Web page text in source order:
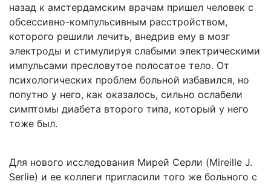
назад к амстердамским врачам пришел человек с
обсессивно-компульсивным расстройством,
которого решили лечить, внедрив ему в мозг
электроды и стимулируя слабыми электрическими
импульсами пресловутое полосатое тело. От
психологических проблем больной избавился, но
попутно у него, как оказалось, сильно ослабели
симптомы диабета второго типа, который у него
тоже был.
Для нового исследования Мирей Серли (Mireille J.
Serlie) и ее коллеги пригласили того же больного с